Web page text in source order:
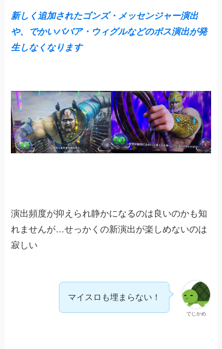
新しく追加されたゴンズ・メッセンジャー演出
や、でかいババア・ウィグルなどのボス演出が発
生しなくなります
演出頻度が抑えられ静かになるのは良いのかも知
れませんが…せっかくの新演出が楽しめないのは
寂しい
でじかめ
マイスロも埋まらない！